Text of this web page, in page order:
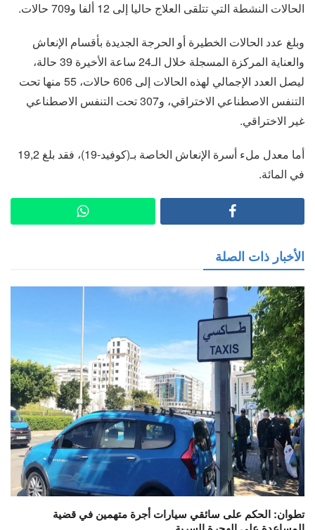
الحالات النشطة التي تتلقى العلاج حاليا إلى 12 ألفا و709 حالات.
وبلغ عدد الحالات الخطيرة أو الحرجة الجديدة بأقسام الإنعاش
والعناية المركزة المسجلة خلال الـ24 ساعة الأخيرة 39 حالة،
ليصل العدد الإجمالي لهذه الحالات إلى 606 حالات، 55 منها تحت
التنفس الاصطناعي الاختراقي، و307 تحت التنفس الاصطناعي
غير الاختراقي.
أما معدل ملء أسرة الإنعاش الخاصة بـ(كوفيد-19)، فقد بلغ 19,2
في المائة.
الأخبار ذات الصلة
تطوان: الحكم على سائقي سيارات أجرة متهمين في قضية